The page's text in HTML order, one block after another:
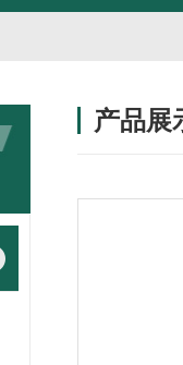
产品展